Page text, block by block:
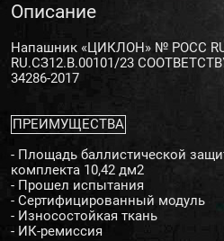
Описание
Напашник «ЦИКЛОН» № РОСС
RU.СЗ12.В.00101/23
34286-2017
ПРЕИМУЩЕСТВА
- Площадь баллистической
комплекта 10,42 дм2
- Прошел испытания
- Сертифицированный модуль
- Износостойкая ткань
- ИК-ремиссия